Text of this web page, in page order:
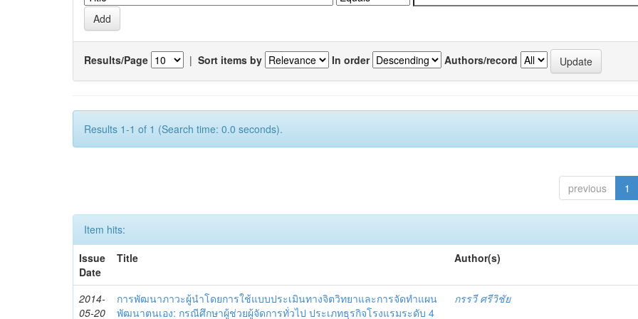
Results/Page | Sort items by In order Authors/record
Results 1-1 of 1 (Search time: 0.0 seconds).
previous 1
Item hits:
Issue
Date
Title Author(s)
2014-
05-20
การพัฒนาภาวะผู้นำโดยการใช้แบบประเมินทางจิตวิทยาและการจัดทำแผน
พัฒนาตนเอง: กรณีศึกษาผู้ช่วยผู้จัดการทั่วไป ประเภทธุรกิจโรงแรมระดับ 4
กรรวี ศรีวิชัย